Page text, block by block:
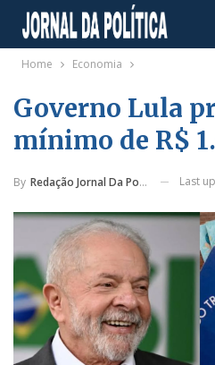
Home Economia
Governo Lula
mínimo de R$
By Redação Jornal Da Política Last